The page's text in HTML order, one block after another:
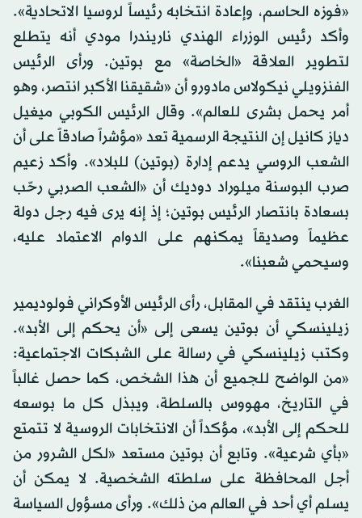
«فوزه الحاسم، وإعادة انتخابه رئيساً لروسيا الاتحادية».
وأكد رئيس الوزراء الهندي ناريندرا مودي أنه يتطلع
لتطوير العلاقة «الخاصة» مع بوتين. ورأى الرئيس
الفنزويلي نيكولاس مادورو أن «شقيقنا الأكبر انتصر، وهو
أمر يحمل بشرى للعالم». وقال الرئيس الكوبي ميغيل
دياز كانيل إن النتيجة الرسمية تعد «مؤشراً صادقاً على أن
الشعب الروسي يدعم إدارة (بوتين) للبلاد». وأكد زعيم
صرب البوسنة ميلوراد دوديك أن «الشعب الصربي رحّب
بسعادة بانتصار الرئيس بوتين؛ إذ إنه يرى فيه رجل دولة
عظيماً وصديقاً يمكنهم على الدوام الاعتماد عليه،
وسيحمي شعبنا».
الغرب ينتقد في المقابل، رأى الرئيس الأوكراني فولوديمير
زيلينسكي أن بوتين يسعى إلى «أن يحكم إلى الأبد».
وكتب زيلينسكي في رسالة على الشبكات الاجتماعية:
«من الواضح للجميع أن هذا الشخص، كما حصل غالباً
في التاريخ، مهووس بالسلطة، ويبذل كل ما بوسعه
للحكم إلى الأبد»، مؤكداً أن الانتخابات الروسية لا تتمتع
«بأي شرعية». وتابع أن بوتين مستعد «لكل الشرور من
أجل المحافظة على سلطته الشخصية. لا يمكن أن
يسلم أي أحد في العالم من ذلك». ورأى مسؤول السياسة